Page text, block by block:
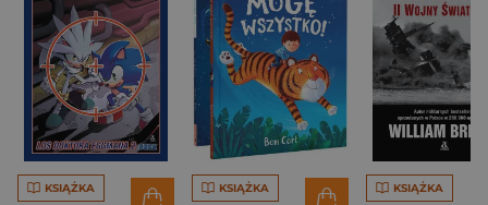
KSIĄŻKA KSIĄŻKA KSIĄŻKA